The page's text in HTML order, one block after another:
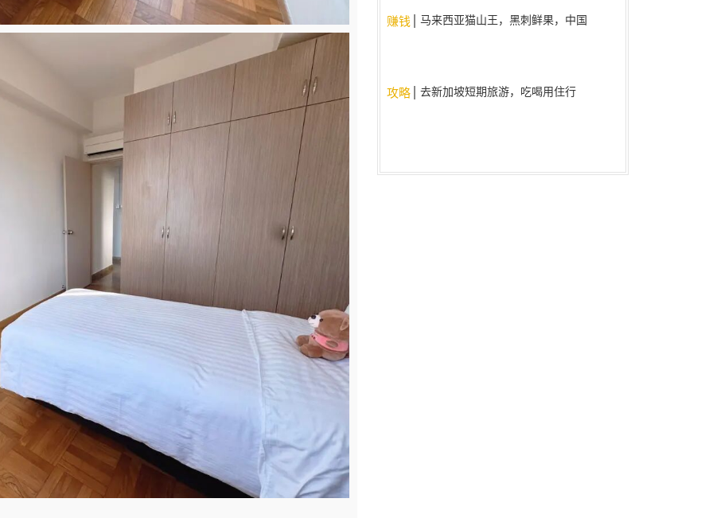
赚钱
马来西亚猫山王，黑刺鲜果，中国
攻略
去新加坡短期旅游，吃喝用住行